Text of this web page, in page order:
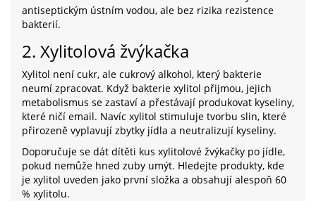
antiseptickým ústním vodou, ale bez rizika rezistence
bakterií.
2. Xylitolová žvýkačka
Xylitol není cukr, ale cukrový alkohol, který bakterie
neumí zpracovat. Když bakterie xylitol přijmou, jejich
metabolismus se zastaví a přestávají produkovat kyseliny,
které ničí email. Navíc xylitol stimuluje tvorbu slin, které
přirozeně vyplavují zbytky jídla a neutralizují kyseliny.
Doporučuje se dát dítěti kus xylitolové žvýkačky po jídle,
pokud nemůže hned zuby umýt. Hledejte produkty, kde
je xylitol uveden jako první složka a obsahují alespoň 60
% xylitolu.